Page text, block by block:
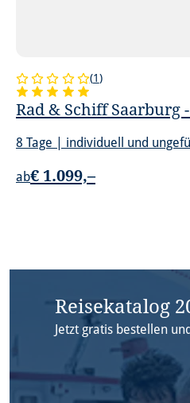
Rad & Schiff Saarburg
(1)
8 Tage | individuell und
ab€ 1.099,–
Reisekatalog
Jetzt gratis bestellen